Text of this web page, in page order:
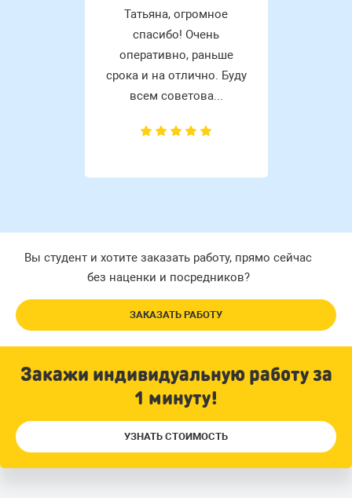
Татьяна, огромное
спасибо! Очень
оперативно, раньше
срока и на отлично. Буду
всем советова...
Вы студент и хотите заказать работу, прямо сейчас
без наценки и посредников?
ЗАКАЗАТЬ РАБОТУ
Закажи индивидуальную работу за
1 минуту!
УЗНАТЬ СТОИМОСТЬ